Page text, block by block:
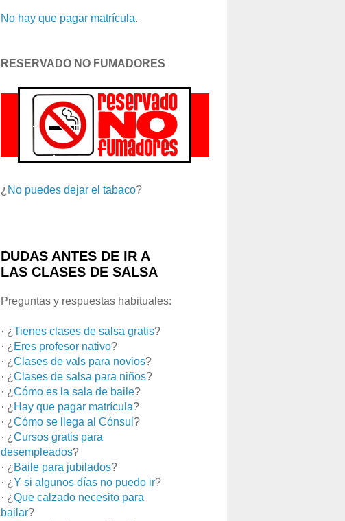
No hay que pagar matrícula.
RESERVADO NO FUMADORES
¿ No puedes dejar el tabaco?
DUDAS ANTES DE IR A
LAS CLASES DE SALSA
Preguntas y respuestas habituales:
· ¿ Tienes clases de salsa gratis?
· ¿ Eres profesor nativo?
· ¿ Clases de vals para novios?
· ¿ Clases de salsa para niños?
· ¿ Cómo es la sala de baile?
· ¿ Hay que pagar matrícula?
· ¿ Cómo se llega al Cónsul ?
· ¿ Cursos gratis para
desempleados?
· ¿ Baile para jubilados?
· ¿ Y si algunos días no puedo ir?
· ¿ Que calzado necesito para
bailar?